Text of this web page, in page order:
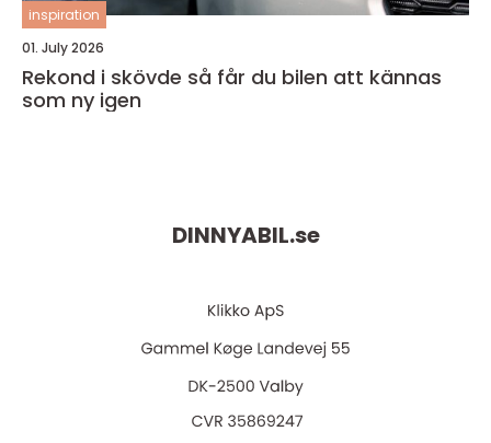
inspiration
01. July 2026
Rekond i skövde så får du bilen att kännas
som ny igen
DINNYABIL.se